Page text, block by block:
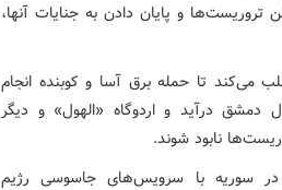
و پایان دادن به جنایات آنها،
می‌کند تا حمله برق آسا و کوبنده انجام
درآید و اردوگاه «الهول» و دیگر
نابود شوند.
در سوریه با سرویس‌های جاسوسی رژیم